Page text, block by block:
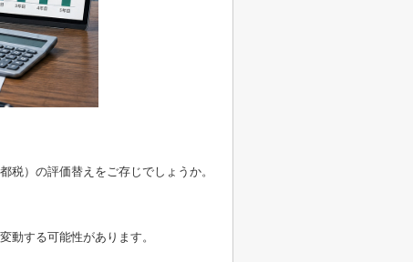
税）の評価替えをご存じでしょうか。
動する可能性があります。